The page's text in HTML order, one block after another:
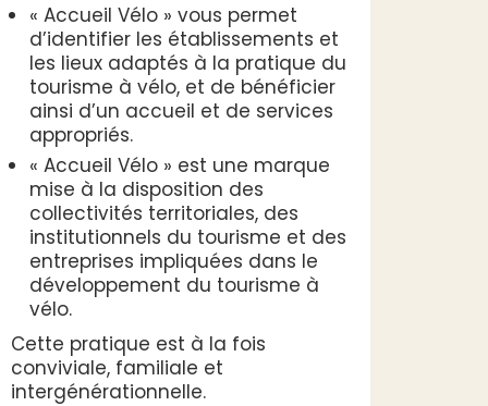
« Accueil Vélo » vous permet
d’identifier les établissements et
les lieux adaptés à la pratique du
tourisme à vélo, et de bénéficier
ainsi d’un accueil et de services
appropriés.
« Accueil Vélo » est une marque
mise à la disposition des
collectivités territoriales, des
institutionnels du tourisme et des
entreprises impliquées dans le
développement du tourisme à
vélo.
Cette pratique est à la fois
conviviale, familiale et
intergénérationnelle.